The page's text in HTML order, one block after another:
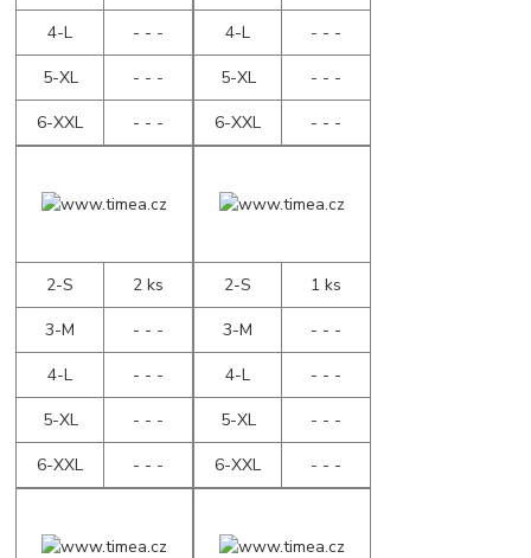
4-L
- - -
5-XL
- - -
6-XXL
- - -
4-L
- - -
5-XL
- - -
6-XXL
- - -
2-S
2 ks
3-M
- - -
4-L
- - -
5-XL
- - -
6-XXL
- - -
2-S
1 ks
3-M
- - -
4-L
- - -
5-XL
- - -
6-XXL
- - -